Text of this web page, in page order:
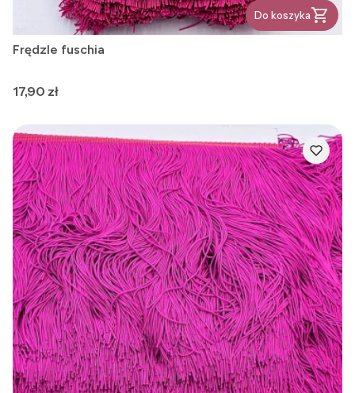
Do koszyka
Frędzle fuschia
Cena
17,90 zł